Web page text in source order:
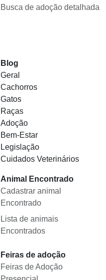
Busca de adoção detalhada
Blog
Geral
Cachorros
Gatos
Raças
Adoção
Bem-Estar
Legislação
Cuidados Veterinários
Animal Encontrado
Cadastrar animal
Encontrado
Lista de animais
Encontrados
Feiras de adoção
Feiras de Adoção